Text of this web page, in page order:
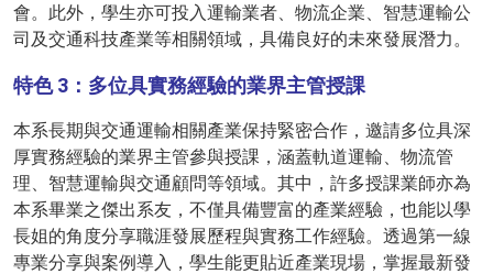
會。此外，學生亦可投入運輸業者、物流企業、智慧運輸公
司及交通科技產業等相關領域，具備良好的未來發展潛力。
特色 3：多位具實務經驗的業界主管授課
本系長期與交通運輸相關產業保持緊密合作，邀請多位具深
厚實務經驗的業界主管參與授課，涵蓋軌道運輸、物流管
理、智慧運輸與交通顧問等領域。其中，許多授課業師亦為
本系畢業之傑出系友，不僅具備豐富的產業經驗，也能以學
長姐的角度分享職涯發展歷程與實務工作經驗。透過第一線
專業分享與案例導入，學生能更貼近產業現場，掌握最新發